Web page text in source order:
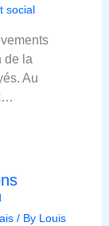
social
de la
Au
/ By Louis